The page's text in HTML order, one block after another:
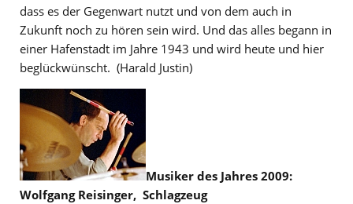
dass es der Gegenwart nutzt und von dem auch in
Zukunft noch zu hören sein wird. Und das alles begann in
einer Hafenstadt im Jahre 1943 und wird heute und hier
beglückwünscht. (Harald Justin)
Musiker des Jahres 2009:
Wolfgang Reisinger, Schlagzeug